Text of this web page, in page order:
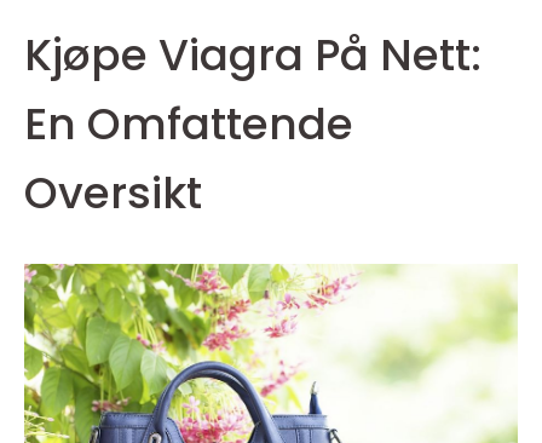
Kjøpe Viagra På Nett:
En Omfattende
Oversikt